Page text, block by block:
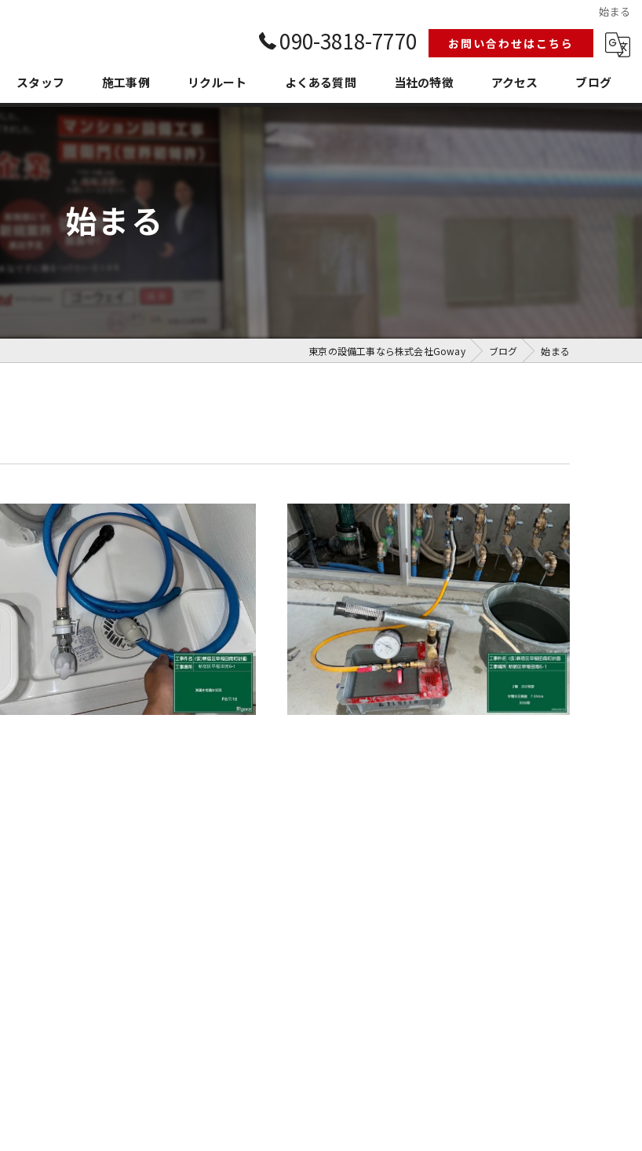
始まる
090-3818-7770 お問い合わせはこちら
スタッフ 施工事例 リクルート よくある質問 当社の特徴
換気空調工事
アクセス ブログ
始まる
東京の設備工事なら株式会社Goway ブログ 始まる